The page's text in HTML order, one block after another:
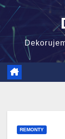
Skip
content
REMONTY